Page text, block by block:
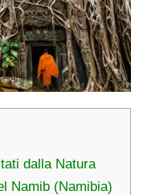
dalla Natura
Namib (Namibia)